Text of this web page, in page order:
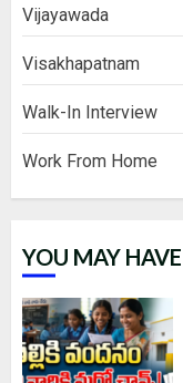
Vijayawada
Visakhapatnam
Walk-In Interview
Work From Home
YOU MAY